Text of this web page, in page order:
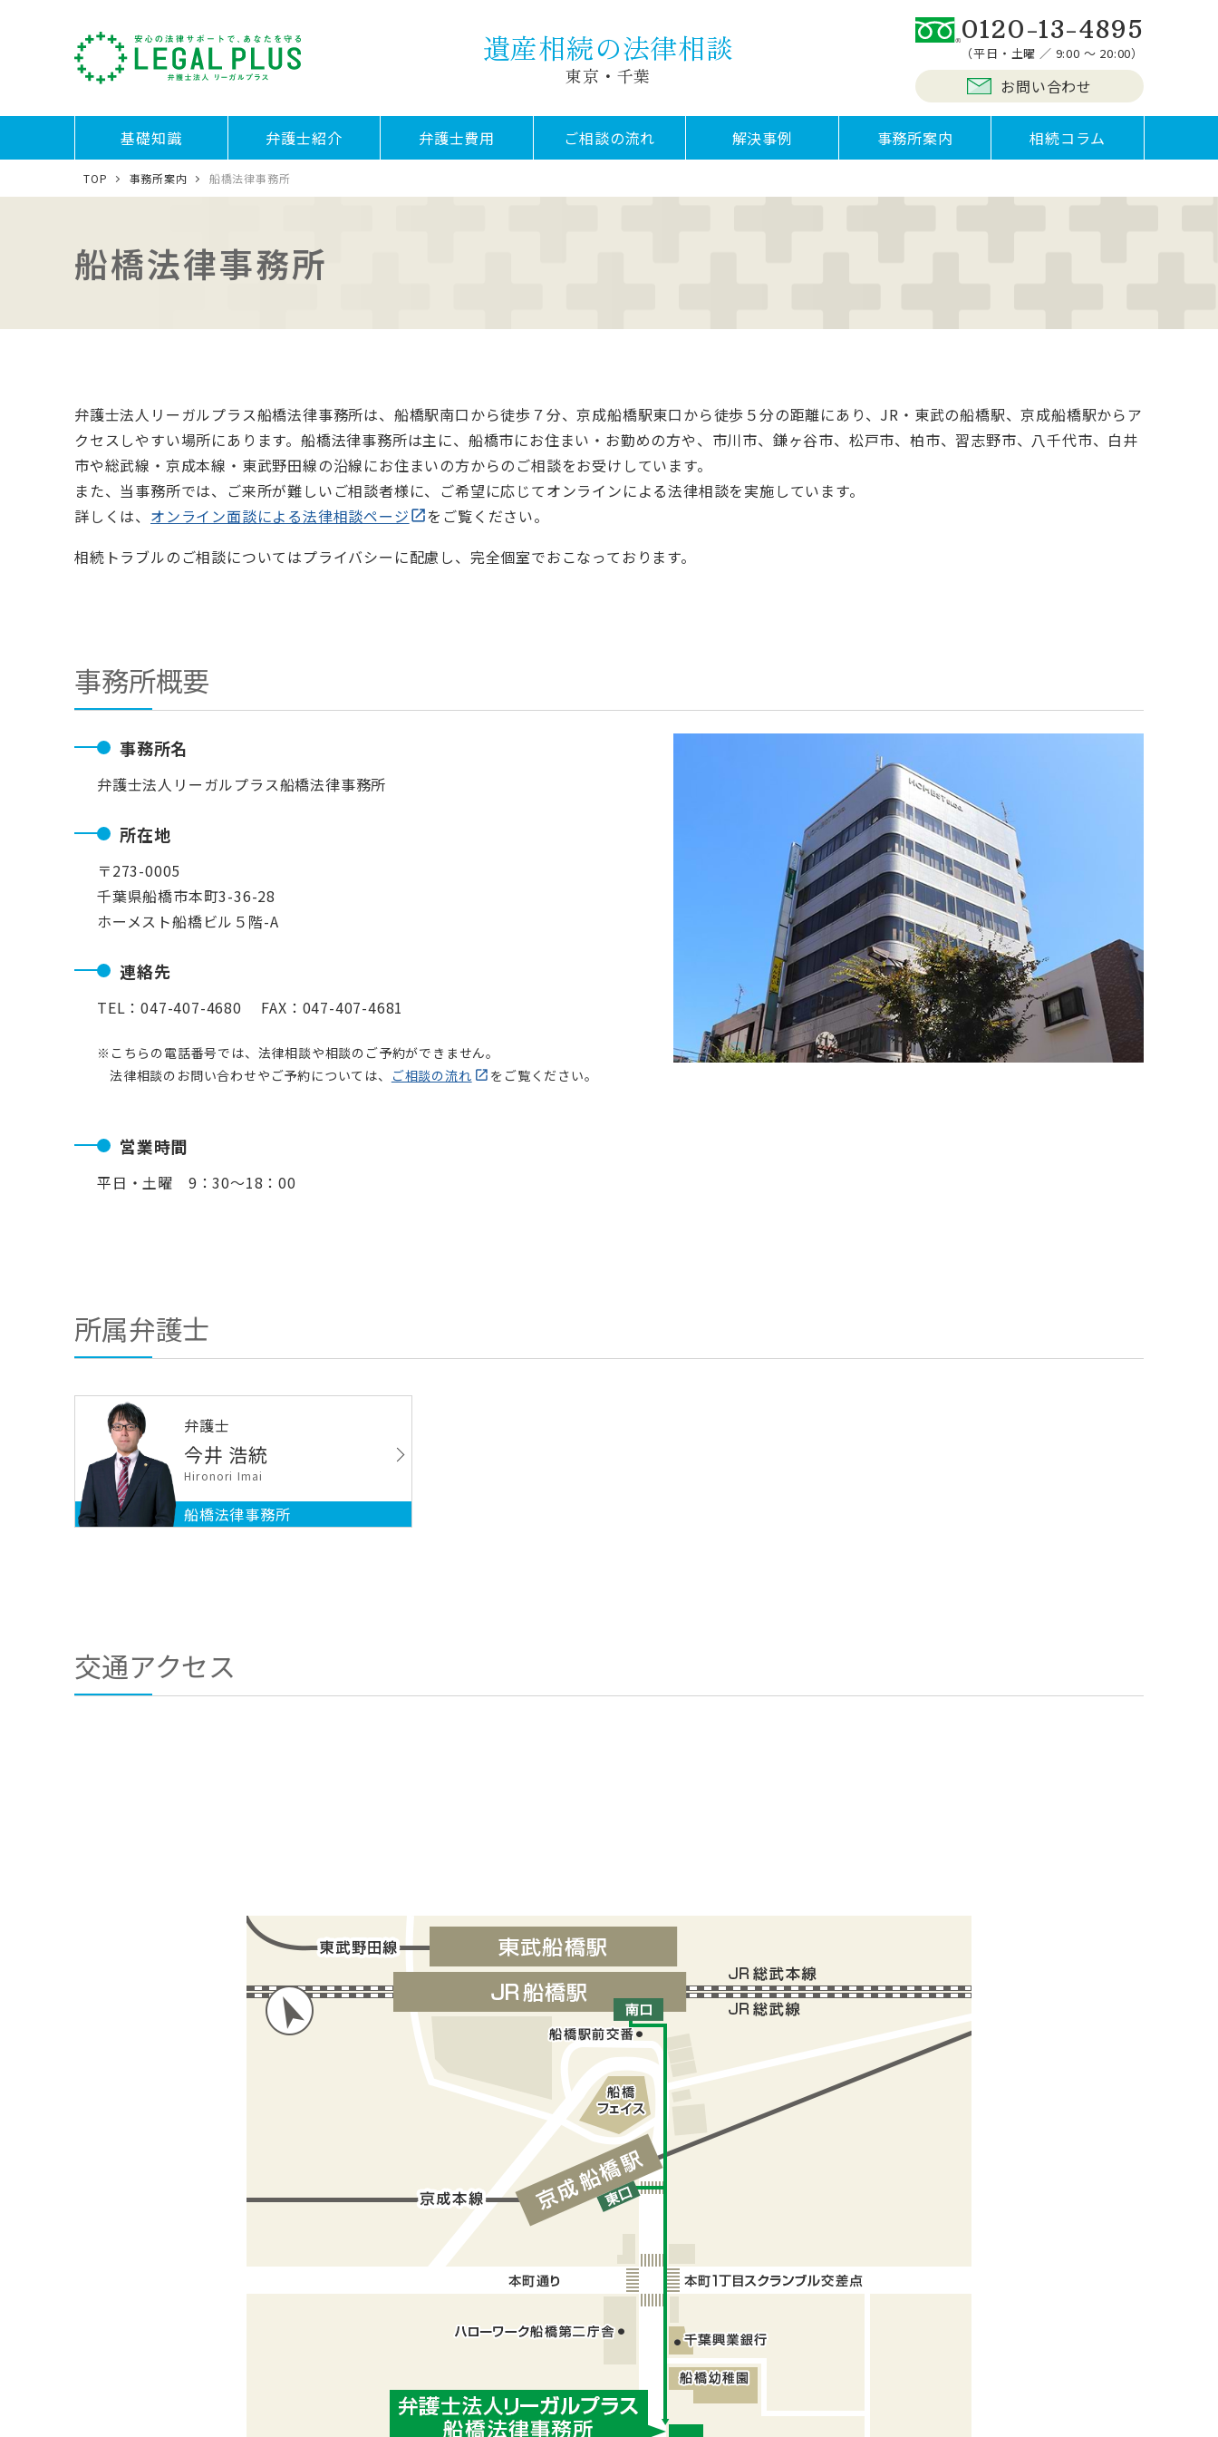
遺産相続の法律相談
東京・千葉
0120-13-4895
（平日・土曜 ／ 9:00 ～ 20:00）
お問い合わせ
基礎知識 弁護士紹介 弁護士費用 ご相談の流れ 解決事例 事務所案内 相続コラム
TOP 事務所案内 船橋法律事務所
船橋法律事務所
弁護士法人リーガルプラス船橋法律事務所は、船橋駅南口から徒歩７分、京成船橋駅東口から徒歩５分の距離にあり、JR・東武の船橋駅、京成船橋駅からア
クセスしやすい場所にあります。船橋法律事務所は主に、船橋市にお住まい・お勤めの方や、市川市、鎌ヶ谷市、松戸市、柏市、習志野市、八千代市、白井
市や総武線・京成本線・東武野田線の沿線にお住まいの方からのご相談をお受けしています。
また、当事務所では、ご来所が難しいご相談者様に、ご希望に応じてオンラインによる法律相談を実施しています。
詳しくは、 オンライン面談による法律相談ページ
をご覧ください。
相続トラブルのご相談についてはプライバシーに配慮し、完全個室でおこなっております。
事務所概要
事務所名
弁護士法人リーガルプラス船橋法律事務所
所在地
〒273-0005
千葉県船橋市本町3-36-28
ホーメスト船橋ビル５階-A
連絡先
TEL：047-407-4680 FAX：047-407-4681
※こちらの電話番号では、法律相談や相談のご予約ができません。
法律相談のお問い合わせやご予約については、 ご相談の流れ をご覧ください。
営業時間
平日・土曜 9：30〜18：00
所属弁護士
弁護士
今井 浩統
Hironori Imai
船橋法律事務所
交通アクセス